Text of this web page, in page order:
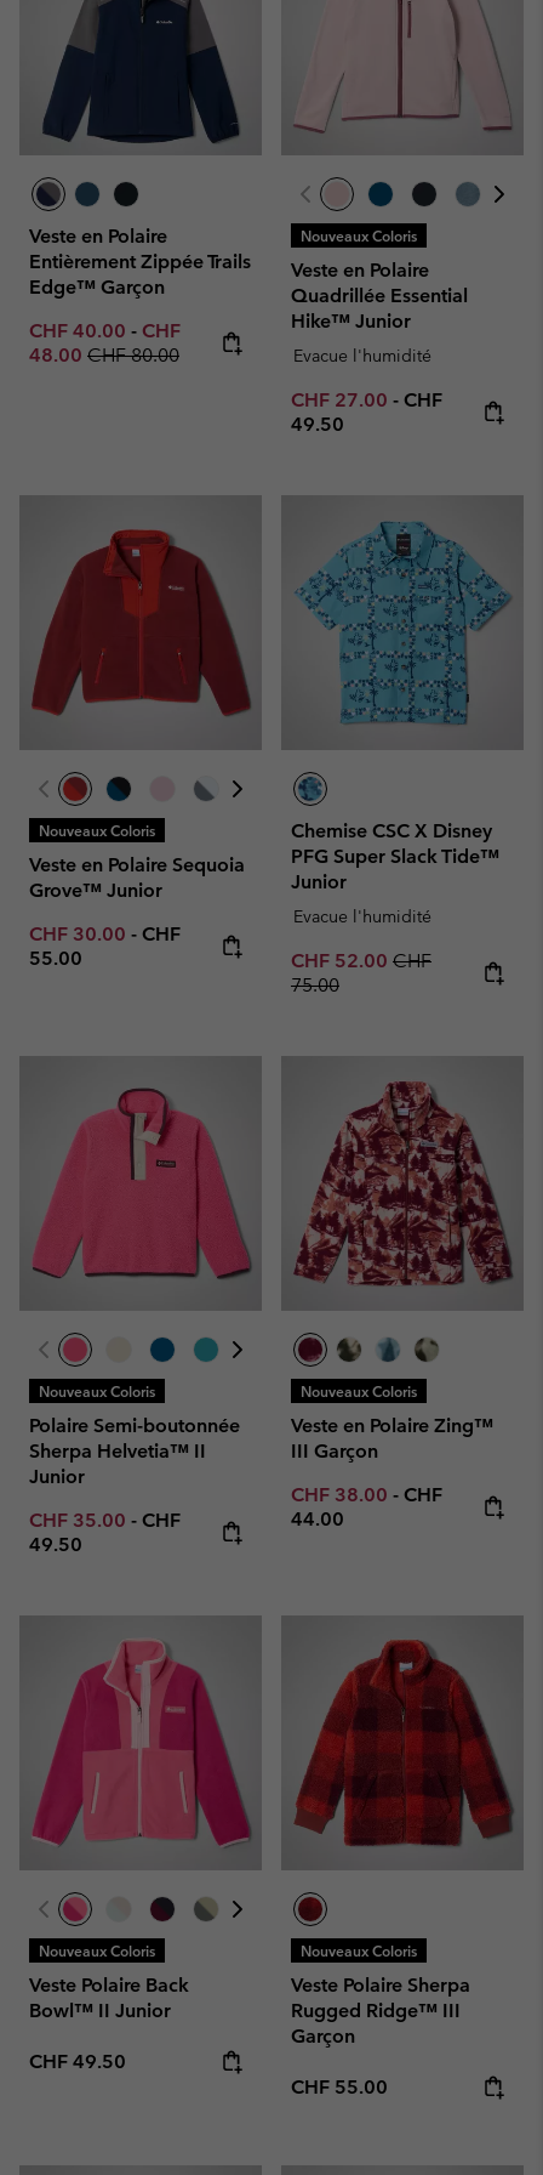
Veste en Polaire
Entièrement Zippée Trails
Edge™ Garçon
Minimum sale price:
CHF 40.00 - Maximum sale price:
CHF
48.00 Regular price:
CHF 80.00
Nouveaux Coloris
Veste en Polaire
Quadrillée Essential
Hike™ Junior
Evacue l'humidité
Minimum sale price:
CHF 27.00 - Maximum
CHF
49.50
Nouveaux Coloris
Veste en Polaire Sequoia
Grove™ Junior
Minimum sale price:
CHF 30.00 - Maximum price:
CHF
55.00
Chemise CSC X Disney
PFG Super Slack Tide™
Junior
Evacue l'humidité
Sale price:
CHF 52.00 Regular price:
CHF
75.00
Nouveaux Coloris
Polaire Semi-boutonnée
Sherpa Helvetia™ II
Junior
Minimum sale price:
CHF 35.00 - Maximum price:
CHF
49.50
Nouveaux Coloris
Veste en Polaire Zing™
III Garçon
Minimum sale price:
CHF 38.00 - Maximum
CHF
44.00
Nouveaux Coloris
Veste Polaire Back
Bowl™ II Junior
Regular price:
CHF 49.50
Nouveaux Coloris
Veste Polaire Sherpa
Rugged Ridge™ III
Garçon
Regular price:
CHF 55.00